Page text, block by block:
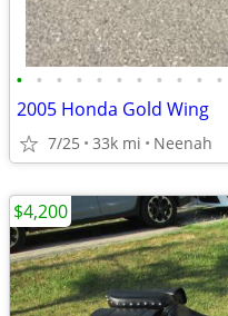
• • • • • • • • • • •
2005 Honda Gold Wing
7/25 33k mi Neenah
$4,200